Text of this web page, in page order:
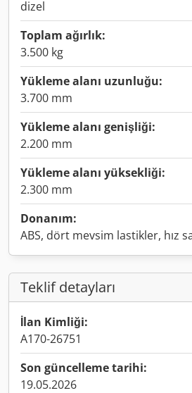
dizel
Toplam ağırlık:
3.500 kg
Yükleme alanı uzunluğu:
3.700 mm
Yükleme alanı genişliği:
2.200 mm
Yükleme alanı yüksekliği:
2.300 mm
Donanım:
ABS, dört mevsim lastikler, hız
Teklif detayları
İlan Kimliği:
A170-26751
Son güncelleme tarihi:
19.05.2026